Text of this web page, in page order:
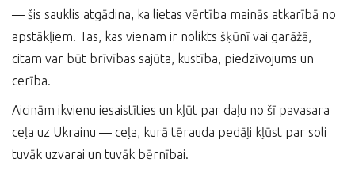
— šis sauklis atgādina, ka lietas vērtība mainās atkarībā no
apstākļiem. Tas, kas vienam ir nolikts šķūnī vai garāžā,
citam var būt brīvības sajūta, kustība, piedzīvojums un
cerība.
Aicinām ikvienu iesaistīties un kļūt par daļu no šī pavasara
ceļa uz Ukrainu — ceļa, kurā tērauda pedāļi kļūst par soli
tuvāk uzvarai un tuvāk bērnībai.